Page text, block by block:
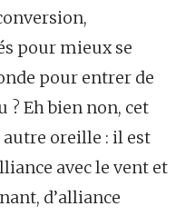
pour mieux se
pour entrer de
? Eh bien non, cet
oreille : il est
avec le vent et
d’alliance